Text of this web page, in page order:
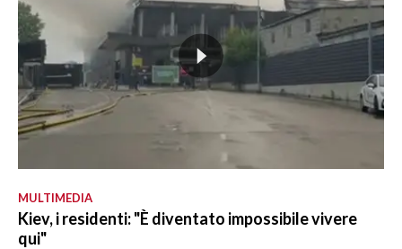
MULTIMEDIA
Kiev, i residenti: "È diventato impossibile vivere
qui"